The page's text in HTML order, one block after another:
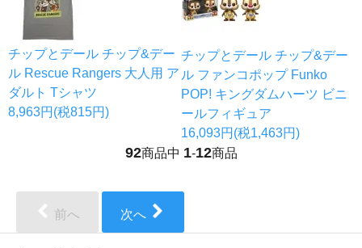
チップとデール チップ&デー
ル Rescue Rangers 大人用 ア
ダルト Tシャツ
8,963円(税815円)
チップとデール チップ&デー
ル ファンコポップ Funko
POP! キングダムハーツ ビニ
ールフィギュア
16,093円(税1,463円)
92商品中 1-12商品
前へ 次へ